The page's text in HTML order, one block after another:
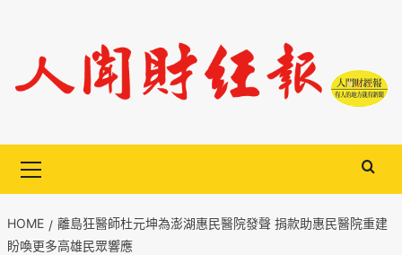
content
Menu
HOME
離島狂醫師杜元坤為澎湖惠民醫院發聲 捐款助惠民醫院重建
盼喚更多高雄民眾響應